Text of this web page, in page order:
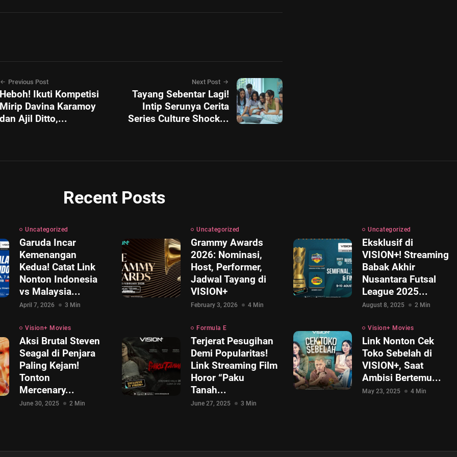
Previous Post
Heboh! Ikuti Kompetisi
Mirip Davina Karamoy
dan Ajil Ditto,...
Next Post
Tayang Sebentar Lagi!
Intip Serunya Cerita
Series Culture Shock...
Recent Posts
Uncategorized
Garuda Incar
Kemenangan
Kedua! Catat Link
Nonton Indonesia
vs Malaysia...
April 7, 2026 3 Min
Uncategorized
Grammy Awards
2026: Nominasi,
Host, Performer,
Jadwal Tayang di
VISION+
February 3, 2026 4 Min
Uncategorized
Eksklusif di
VISION+! Streaming
Babak Akhir
Nusantara Futsal
League 2025...
August 8, 2025 2 Min
Vision+ Movies
Aksi Brutal Steven
Seagal di Penjara
Paling Kejam!
Tonton
Mercenary...
June 30, 2025 2 Min
Formula E
Terjerat Pesugihan
Demi Popularitas!
Link Streaming Film
Horor “Paku
Tanah...
June 27, 2025 3 Min
Vision+ Movies
Link Nonton Cek
Toko Sebelah di
VISION+, Saat
Ambisi Bertemu...
May 23, 2025 4 Min